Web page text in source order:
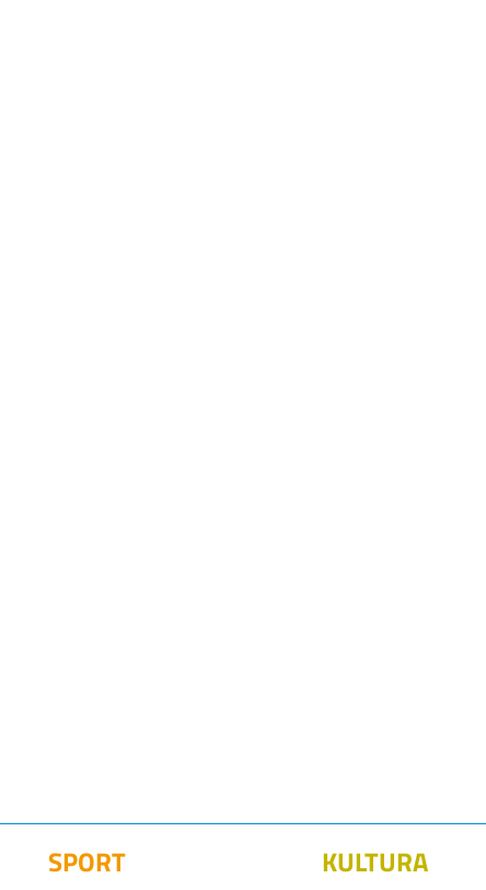
SPORT KULTURA